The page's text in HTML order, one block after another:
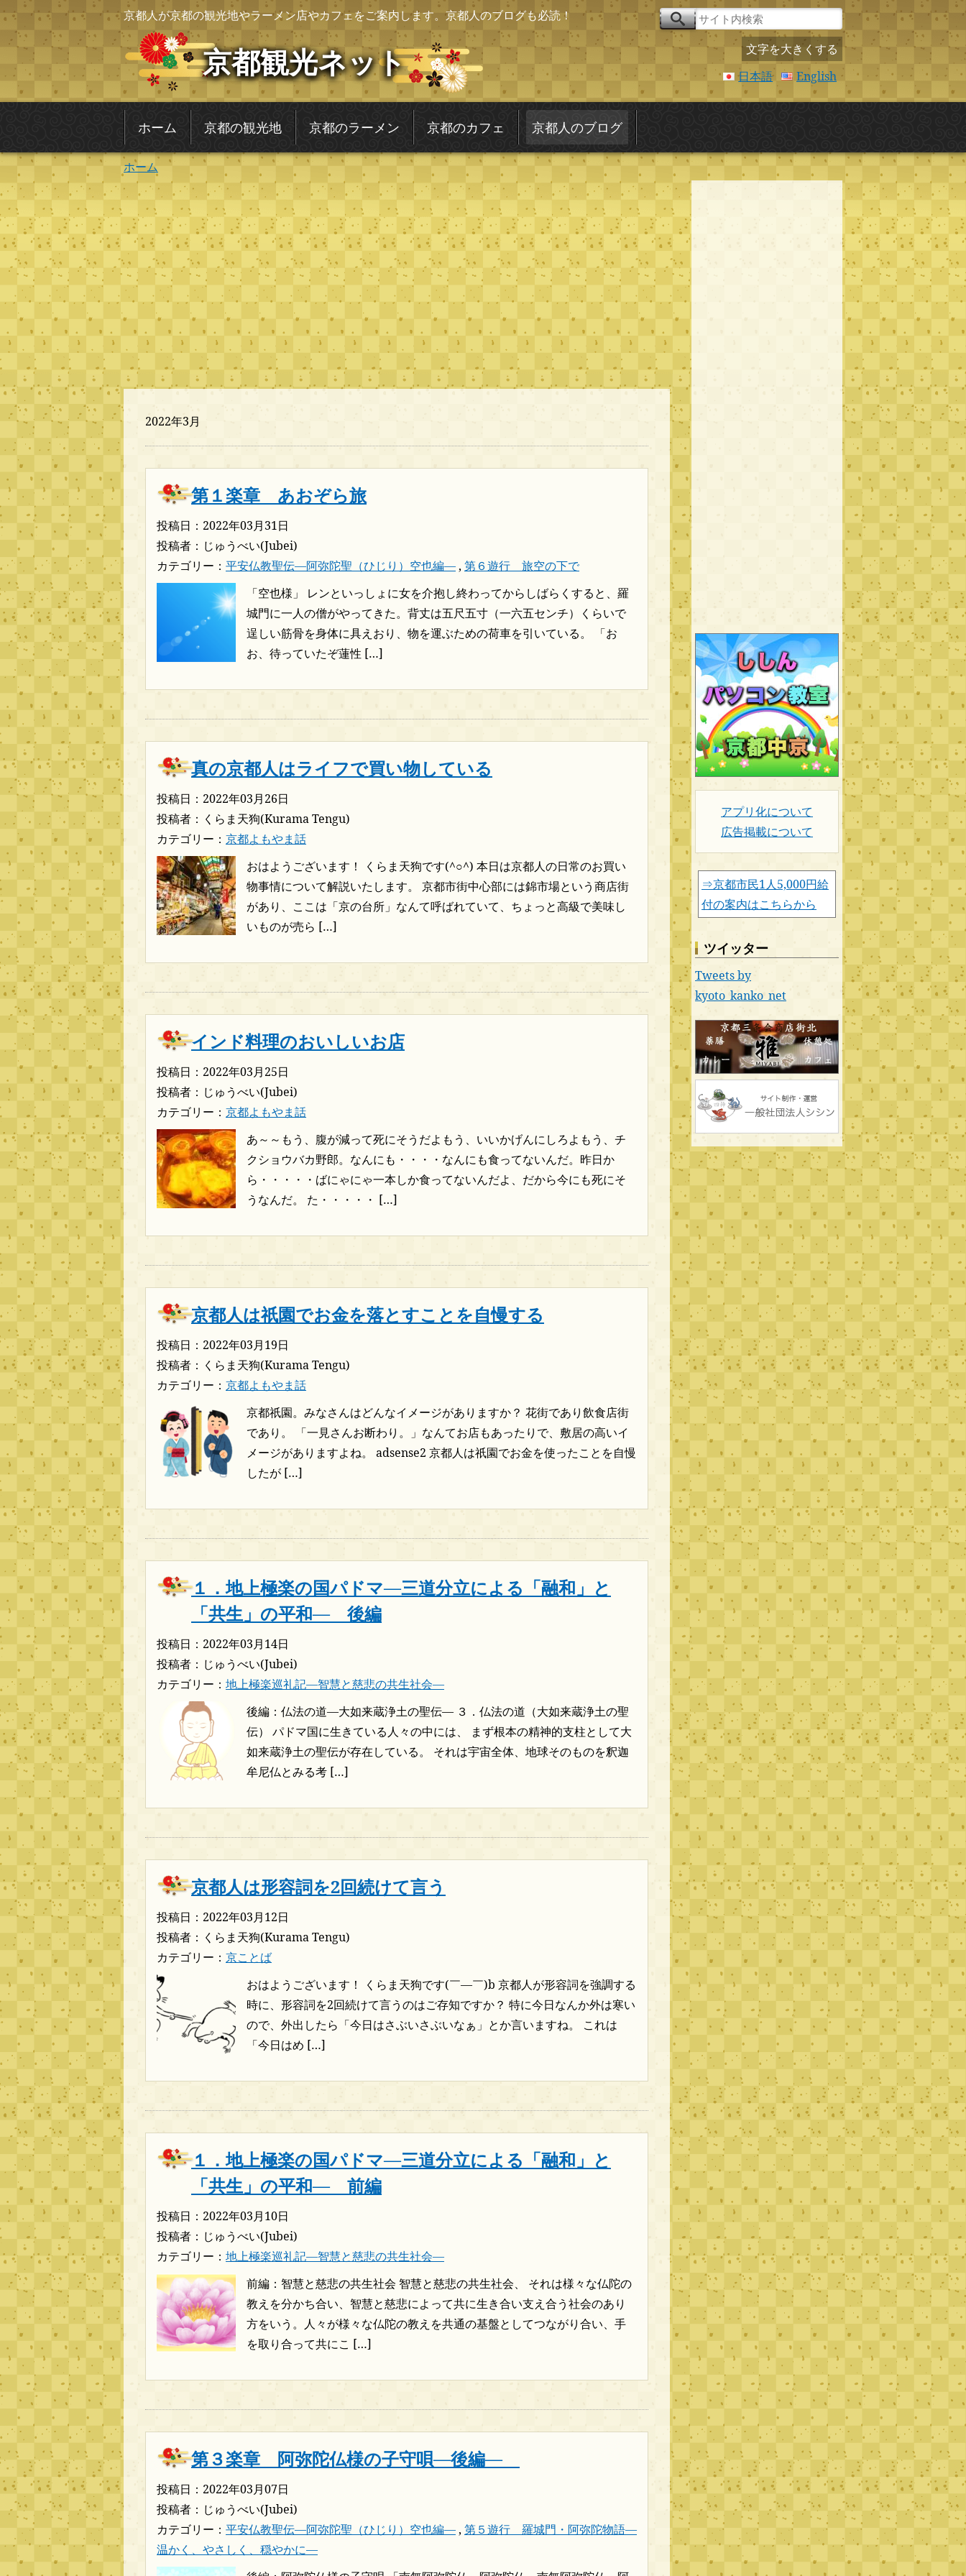
京都人が京都の観光地やラーメン店やカフェをご案内します。京都人のブログも必読！
京都観光ネット
文字を大きくする
日本語
English
ホーム 京都の観光地 京都のラーメン 京都のカフェ 京都人のブログ
ホーム
2022年3月
第１楽章 あおぞら旅
投稿日：2022年03月31日
投稿者：じゅうべい(Jubei)
カテゴリー： 平安仏教聖伝―阿弥陀聖（ひじり）空也編― , 第６遊行 旅空の下で
「空也様」 レンといっしょに女を介抱し終わってからしばらくすると、羅
城門に一人の僧がやってきた。背丈は五尺五寸（一六五センチ）くらいで
逞しい筋骨を身体に具えおり、物を運ぶための荷車を引いている。 「お
お、待っていたぞ蓮性 […]
真の京都人はライフで買い物している
投稿日：2022年03月26日
投稿者：くらま天狗(Kurama Tengu)
カテゴリー： 京都よもやま話
おはようございます！ くらま天狗です(^○^) 本日は京都人の日常のお買い
物事情について解説いたします。 京都市街中心部には錦市場という商店街
があり、ここは「京の台所」なんて呼ばれていて、ちょっと高級で美味し
いものが売ら […]
インド料理のおいしいお店
投稿日：2022年03月25日
投稿者：じゅうべい(Jubei)
カテゴリー： 京都よもやま話
あ～～もう、腹が減って死にそうだよもう、いいかげんにしろよもう、チ
クショウバカ野郎。なんにも・・・・なんにも食ってないんだ。昨日か
ら・・・・・ばにゃにゃ一本しか食ってないんだよ、だから今にも死にそ
うなんだ。 た・・・・・ […]
京都人は祇園でお金を落とすことを自慢する
投稿日：2022年03月19日
投稿者：くらま天狗(Kurama Tengu)
カテゴリー： 京都よもやま話
京都祇園。みなさんはどんなイメージがありますか？ 花街であり飲食店街
であり。 「一見さんお断わり。」なんてお店もあったりで、敷居の高いイ
メージがありますよね。 adsense2 京都人は祇園でお金を使ったことを自慢
したが […]
１．地上極楽の国パドマ―三道分立による「融和」と
「共生」の平和― 後編
投稿日：2022年03月14日
投稿者：じゅうべい(Jubei)
カテゴリー： 地上極楽巡礼記―智慧と慈悲の共生社会―
後編：仏法の道―大如来蔵浄土の聖伝― ３．仏法の道（大如来蔵浄土の聖
伝） パドマ国に生きている人々の中には、 まず根本の精神的支柱として大
如来蔵浄土の聖伝が存在している。 それは宇宙全体、地球そのものを釈迦
牟尼仏とみる考 […]
京都人は形容詞を2回続けて言う
投稿日：2022年03月12日
投稿者：くらま天狗(Kurama Tengu)
カテゴリー： 京ことば
おはようございます！ くらま天狗です(￣―￣)b 京都人が形容詞を強調する
時に、形容詞を2回続けて言うのはご存知ですか？ 特に今日なんか外は寒い
ので、外出したら「今日はさぶいさぶいなぁ」とか言いますね。 これは
「今日はめ […]
１．地上極楽の国パドマ―三道分立による「融和」と
「共生」の平和― 前編
投稿日：2022年03月10日
投稿者：じゅうべい(Jubei)
カテゴリー： 地上極楽巡礼記―智慧と慈悲の共生社会―
前編：智慧と慈悲の共生社会 智慧と慈悲の共生社会、 それは様々な仏陀の
教えを分かち合い、智慧と慈悲によって共に生き合い支え合う社会のあり
方をいう。人々が様々な仏陀の教えを共通の基盤としてつながり合い、手
を取り合って共にこ […]
第３楽章 阿弥陀仏様の子守唄―後編―
投稿日：2022年03月07日
投稿者：じゅうべい(Jubei)
カテゴリー： 平安仏教聖伝―阿弥陀聖（ひじり）空也編― , 第５遊行 羅城門・阿弥陀物語―
温かく、やさしく、穏やかに―
アプリ化について
広告掲載について
⇒京都市民1人5,000円給
付の案内はこちらから
ツイッター
Tweets by
kyoto_kanko_net